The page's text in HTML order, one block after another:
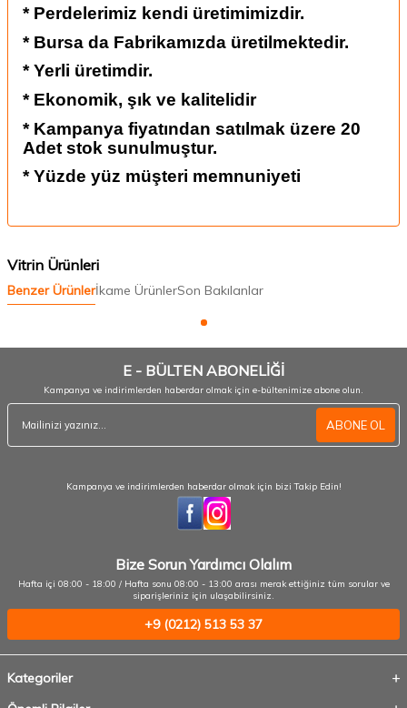
* Perdelerimiz kendi üretimimizdir.
* Bursa da Fabrikamızda üretilmektedir.
* Yerli üretimdir.
* Ekonomik, şık ve kalitelidir
* Kampanya fiyatından satılmak üzere 20
Adet stok sunulmuştur.
* Yüzde yüz müşteri memnuniyeti
Vitrin Ürünleri
Benzer Ürünlerİkame ÜrünlerSon Bakılanlar
E - BÜLTEN ABONELİĞİ
Kampanya ve indirimlerden haberdar olmak için e-bültenimize abone olun.
ABONE OL
Kampanya ve indirimlerden haberdar olmak için bizi Takip Edin!
Bize Sorun Yardımcı Olalım
Hafta içi 08:00 - 18:00 / Hafta sonu 08:00 - 13:00 arası merak ettiğiniz tüm sorular ve
siparişleriniz için ulaşabilirsiniz.
+9 (0212) 513 53 37
Kategoriler